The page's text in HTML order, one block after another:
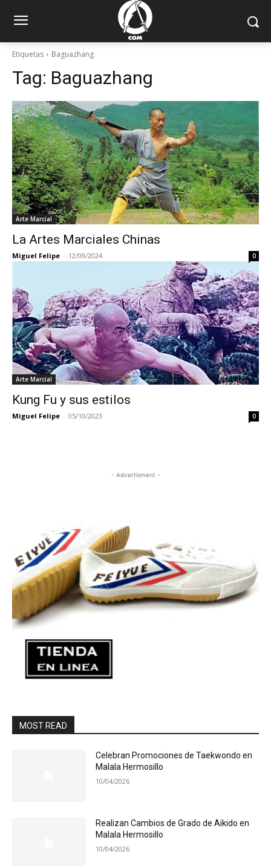
Etiquetas Baguazhang
Tag: Baguazhang
Arte Marcial
La Artes Marciales Chinas
Miguel Felipe - 12/09/2024 0
Arte Marcial
Kung Fu y sus estilos
Miguel Felipe - 05/10/2023 0
- Advertisment -
MOST READ
Celebran Promociones de Taekwondo en
Malala Hermosillo
10/04/2026
Realizan Cambios de Grado de Aikido en
Malala Hermosillo
10/04/2026